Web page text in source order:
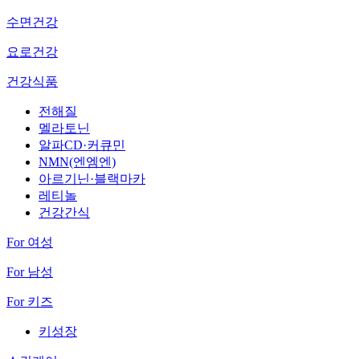
수면건강
요로건강
건강식품
전해질
멜라토닌
알파CD·커큐민
NMN(엔엠엔)
아르기닌·블랙마카
레티놀
건강간식
For 여성
For 남성
For 키즈
키성장